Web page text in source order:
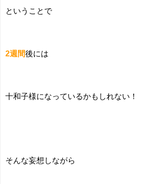
ということで
2週間後には
十和子様になっているかもしれない！
そんな妄想しながら